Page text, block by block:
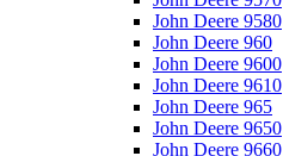
John Deere 9580
John Deere 960
John Deere 9600
John Deere 9610
John Deere 965
John Deere 9650
John Deere 9660